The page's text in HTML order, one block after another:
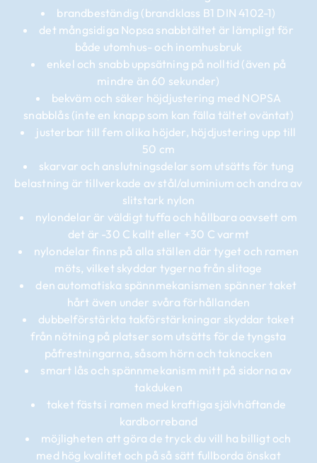
brandbeständig (brandklass B1 DIN 4102-1)
det mångsidiga Nopsa snabbtältet är lämpligt för
både utomhus- och inomhusbruk
enkel och snabb uppsätning på nolltid (även på
mindre än 60 sekunder)
bekväm och säker höjdjustering med NOPSA
snabblås (inte en knapp som kan fälla tältet oväntat)
justerbar till fem olika höjder, höjdjustering upp till
50 cm
skarvar och anslutningsdelar som utsätts för tung
belastning är tillverkade av stål/aluminium och andra av
slitstark nylon
nylondelar är väldigt tuffa och hållbara oavsett om
det är -30 C kallt eller +30 C varmt
nylondelar finns på alla ställen där tyget och ramen
möts, vilket skyddar tygerna från slitage
den automatiska spännmekanismen spänner taket
hårt även under svåra förhållanden
dubbelförstärkta takförstärkningar skyddar taket
från nötning på platser som utsätts för de tyngsta
påfrestningarna, såsom hörn och taknocken
smart lås och spännmekanism mitt på sidorna av
takduken
taket fästs i ramen med kraftiga självhäftande
kardborreband
möjligheten att göra de tryck du vill ha billigt och
med hög kvalitet och på så sätt fullborda önskat